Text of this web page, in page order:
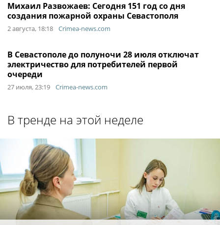
Михаил Развожаев: Сегодня 151 год со дня
создания пожарной охраны Севастополя
2 августа, 18:18 Crimea-news.com
В Севастополе до полуночи 28 июля отключат
электричество для потребителей первой
очереди
27 июля, 23:19 Crimea-news.com
В тренде на этой неделе